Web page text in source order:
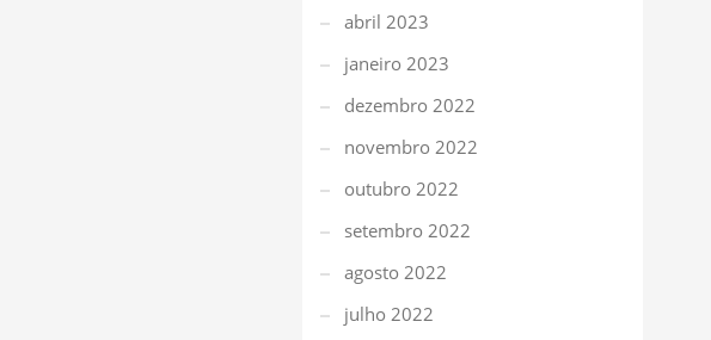
abril 2023
janeiro 2023
dezembro 2022
novembro 2022
outubro 2022
setembro 2022
agosto 2022
julho 2022